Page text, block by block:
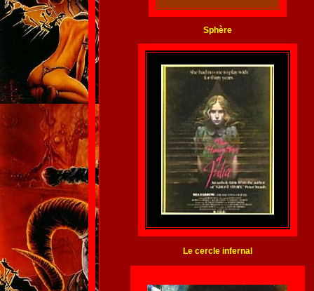
Sphère
Le cercle infernal